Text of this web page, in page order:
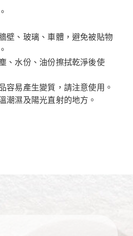
壁、玻璃、車體，避免被貼物
、水份、油份擦拭乾淨後使
容易產生變質，請注意使用。
潮濕及陽光直射的地方。